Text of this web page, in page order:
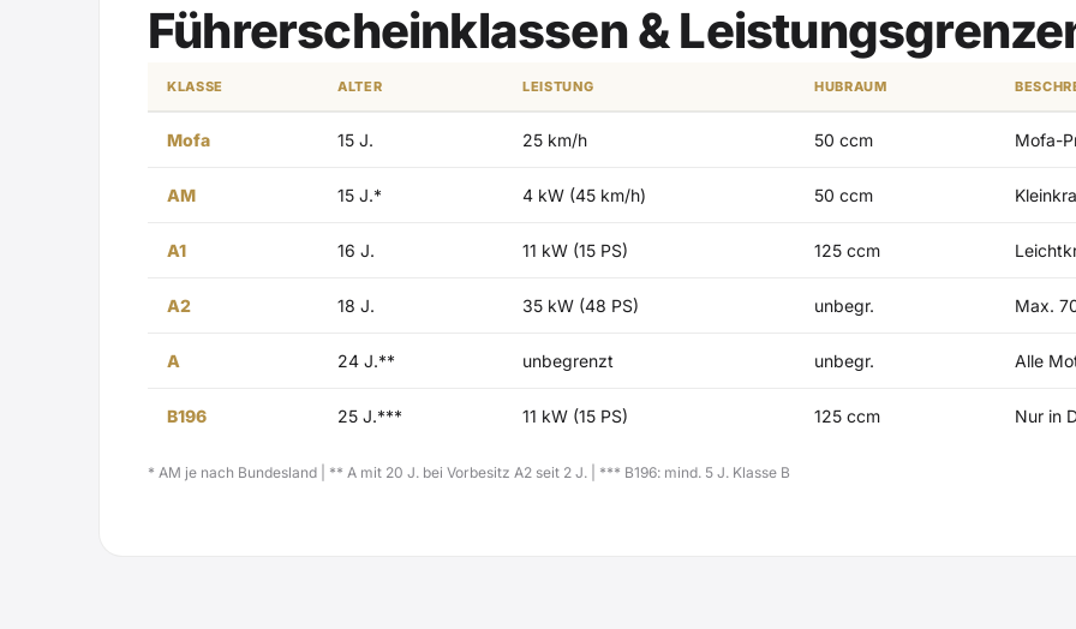
Führerscheinklassen &
KLASSE ALTER LEISTUNG HUBRAUM
Mofa 15 J. 25 km/h 50 ccm Mofa-
AM 15 J.* 4 kW (45 km/h) 50 ccm
A1 16 J. 11 kW (15 PS) 125 ccm
A2 18 J. 35 kW (48 PS) unbegr. Max.
A 24 J.** unbegrenzt unbegr. Alle
B196 25 J.*** 11 kW (15 PS) 125 ccm Nur in
* AM je nach Bundesland | ** A mit 20 J. bei Vorbesitz A2 seit 2 J. | *** B196: mind. 5 J. Klasse B